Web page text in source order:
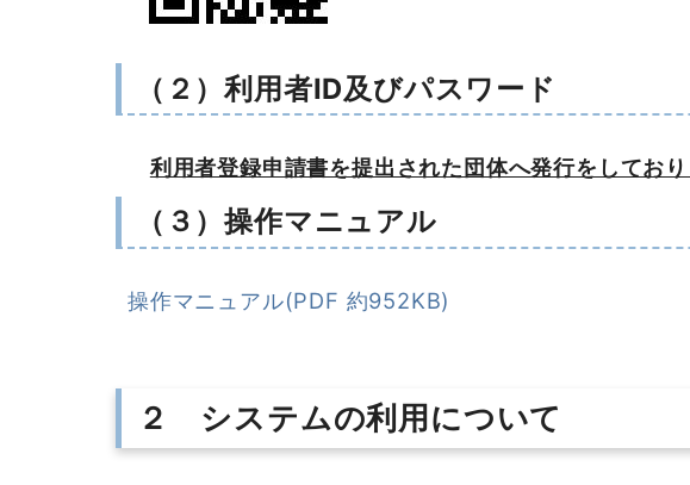
（２）利用者ID及びパスワード
利用者登録申請書を提出された団体へ発行をしており
（３）操作マニュアル
操作マニュアル(PDF 約952KB)
２ システムの利用について